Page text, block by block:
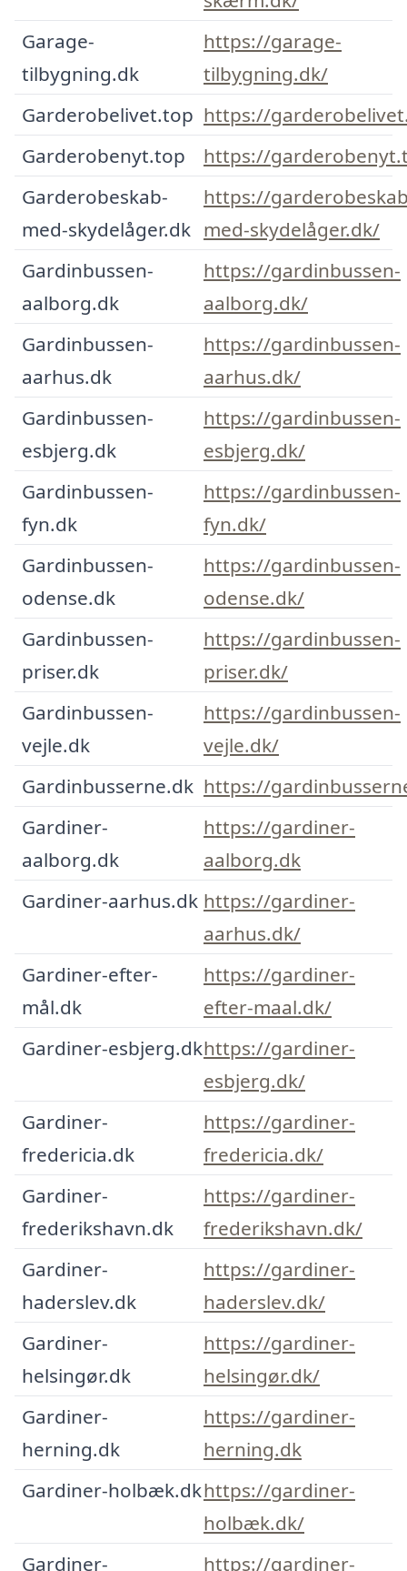
Garage-
tilbygning.dk
https://garage-
tilbygning.dk/
Garderobelivet.top https://
Garderobenyt.top
https://
Garderobeskab-
med-skydelåger.dk
https://
med-skydelåger.dk/
Gardinbussen-
aalborg.dk
https://gardinbussen-
aalborg.dk/
Gardinbussen-
aarhus.dk
https://gardinbussen-
aarhus.dk/
Gardinbussen-
esbjerg.dk
https://gardinbussen-
esbjerg.dk/
Gardinbussen-
fyn.dk
https://gardinbussen-
fyn.dk/
Gardinbussen-
odense.dk
https://gardinbussen-
odense.dk/
Gardinbussen-
priser.dk
https://gardinbussen-
priser.dk/
Gardinbussen-
vejle.dk
https://gardinbussen-
vejle.dk/
Gardinbusserne.dk https://
Gardiner-
aalborg.dk
https://gardiner-
aalborg.dk
Gardiner-aarhus.dk https://gardiner-
aarhus.dk/
Gardiner-efter-
mål.dk
https://gardiner-
efter-maal.dk/
Gardiner-esbjerg.dkhttps://gardiner-
esbjerg.dk/
Gardiner-
fredericia.dk
https://gardiner-
fredericia.dk/
Gardiner-
frederikshavn.dk
https://gardiner-
frederikshavn.dk/
Gardiner-
haderslev.dk
https://gardiner-
haderslev.dk/
Gardiner-
helsingør.dk
https://gardiner-
helsingør.dk/
Gardiner-
herning.dk
https://gardiner-
herning.dk
Gardiner-holbæk.dkhttps://gardiner-
holbæk.dk/
Gardiner-
https://gardiner-